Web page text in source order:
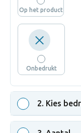
Op het product
Onbedrukt
2. Kies